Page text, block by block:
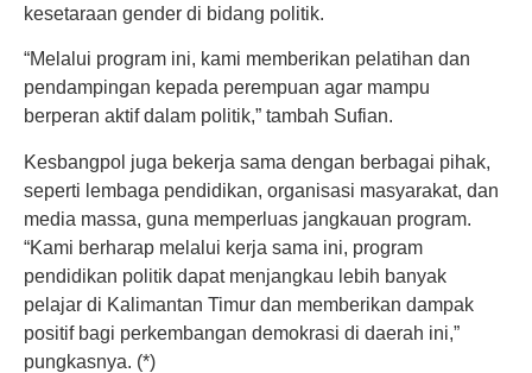
kesetaraan gender di bidang politik.
“Melalui program ini, kami memberikan pelatihan dan
pendampingan kepada perempuan agar mampu
berperan aktif dalam politik,” tambah Sufian.
Kesbangpol juga bekerja sama dengan berbagai pihak,
seperti lembaga pendidikan, organisasi masyarakat, dan
media massa, guna memperluas jangkauan program.
“Kami berharap melalui kerja sama ini, program
pendidikan politik dapat menjangkau lebih banyak
pelajar di Kalimantan Timur dan memberikan dampak
positif bagi perkembangan demokrasi di daerah ini,”
pungkasnya. (*)